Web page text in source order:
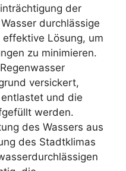
der
durchlässige
Lösung, um
zu minimieren.
versickert,
und die
werden.
des Wassers aus
des Stadtklimas